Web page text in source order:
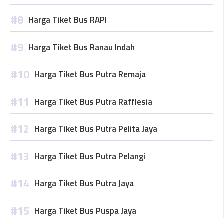
Harga Tiket Bus RAPI
Harga Tiket Bus Ranau Indah
Harga Tiket Bus Putra Remaja
Harga Tiket Bus Putra Rafflesia
Harga Tiket Bus Putra Pelita Jaya
Harga Tiket Bus Putra Pelangi
Harga Tiket Bus Putra Jaya
Harga Tiket Bus Puspa Jaya